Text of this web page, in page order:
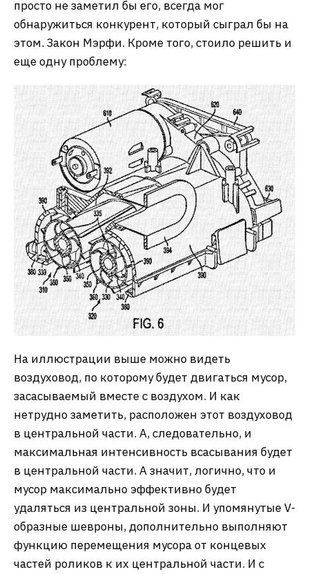
просто не заметил бы его, всегда мог
обнаружиться конкурент, который сыграл бы на
этом. Закон Мэрфи. Кроме того, стоило решить и
еще одну проблему:
На иллюстрации выше можно видеть
воздуховод, по которому будет двигаться мусор,
засасываемый вместе с воздухом. И как
нетрудно заметить, расположен этот воздуховод
в центральной части. А, следовательно, и
максимальная интенсивность всасывания будет
в центральной части. А значит, логично, что и
мусор максимально эффективно будет
удаляться из центральной зоны. И упомянутые V-
образные шевроны, дополнительно выполняют
функцию перемещения мусора от концевых
частей роликов к их центральной части. И с